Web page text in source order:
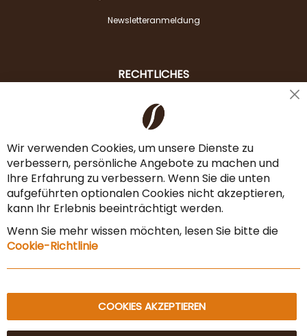
Newsletteranmeldung
RECHTLICHES
Liefer- & Versandkosten
AGB & Widerrufsrecht
Vertrag widerrufen
Impressum
Datenschutz & Sicherheit
Wir verwenden Cookies, um unsere Dienste zu
verbessern, persönliche Angebote zu machen und
Ihre Erfahrung zu verbessern. Wenn Sie die unten
aufgeführten optionalen Cookies nicht akzeptieren,
kann Ihr Erlebnis beeinträchtigt werden.
Wenn Sie mehr wissen möchten, lesen Sie bitte die
Cookie-Richtlinie
COOKIES AKZEPTIEREN